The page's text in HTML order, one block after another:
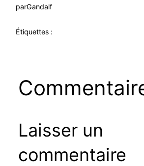
parGandalf
Étiquettes :
Laisser un
commentaire